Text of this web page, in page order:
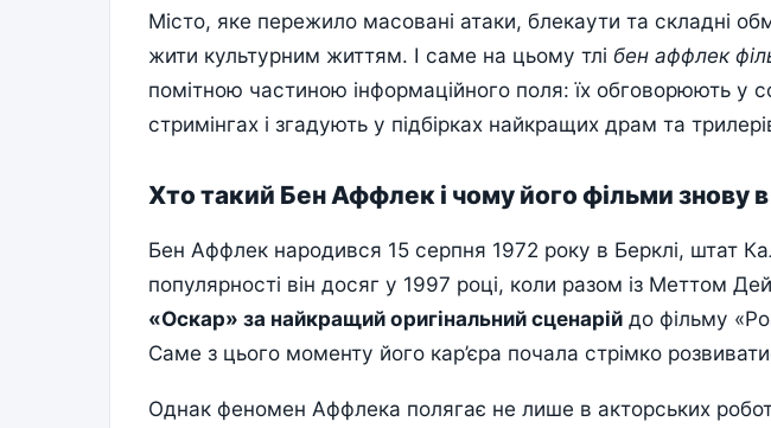
Місто, яке пережило масовані атаки, блекаути та складні
жити культурним життям. І саме на цьому тлі бен аффлек
помітною частиною інформаційного поля: їх обговорюють у
стримінгах і згадують у підбірках найкращих драм та
Хто такий Бен Аффлек і чому його фільми знову в
Бен Аффлек народився 15 серпня 1972 року в Берклі, штат
популярності він досяг у 1997 році, коли разом із Меттом
«Оскар» за найкращий оригінальний сценарій до фільму
Саме з цього моменту його кар’єра почала стрімко
Однак феномен Аффлека полягає не лише в акторських